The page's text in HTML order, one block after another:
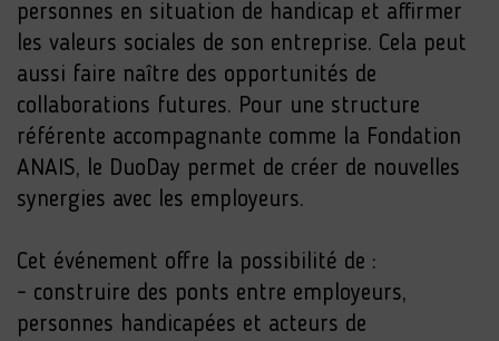
personnes en situation de handicap et affirmer
les valeurs sociales de son entreprise. Cela peut
aussi faire naître des opportunités de
collaborations futures. Pour une structure
référente accompagnante comme la Fondation
ANAIS, le DuoDay permet de créer de nouvelles
synergies avec les employeurs.
Cet événement offre la possibilité de :
- construire des ponts entre employeurs,
personnes handicapées et acteurs de